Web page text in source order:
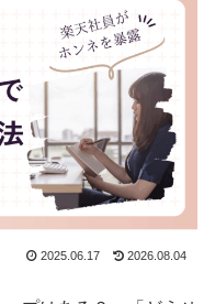
2025.06.17 2026.08.04